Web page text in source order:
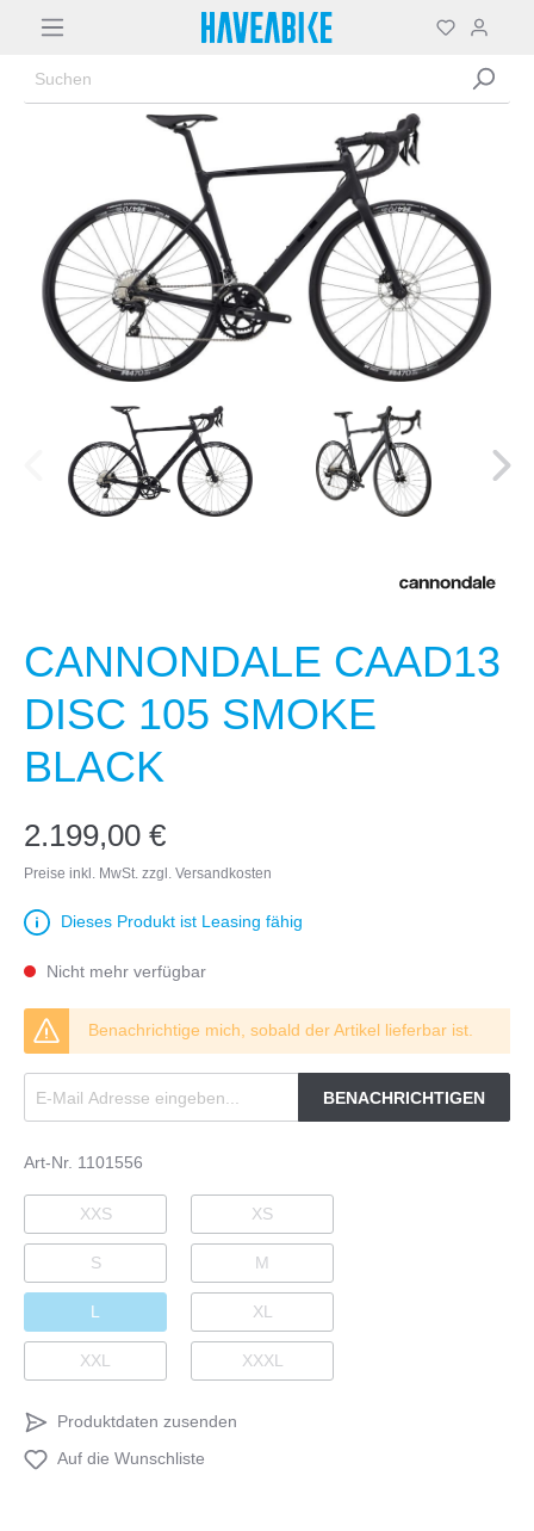
CANNONDALE CAAD13
DISC 105 SMOKE
BLACK
2.199,00 €
Preise inkl. MwSt. zzgl. Versandkosten
Dieses Produkt ist Leasing fähig
Nicht mehr verfügbar
Benachrichtige mich, sobald der Artikel lieferbar ist.
BENACHRICHTIGEN
Art-Nr. 1101556
XXS XS
S M
L XL
XXL XXXL
Produktdaten zusenden
Auf die Wunschliste